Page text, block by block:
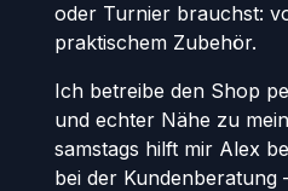
oder Turnier brauchst:
praktischem Zubehör.
Ich betreibe den Shop
und echter Nähe zu
samstags hilft mir Alex
bei der Kundenberatung